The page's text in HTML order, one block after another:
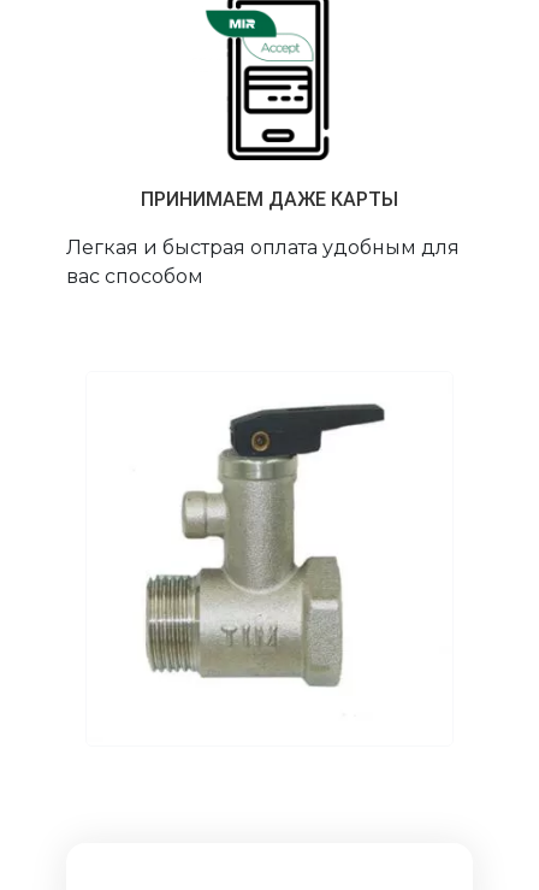
ПРИНИМАЕМ ДАЖЕ КАРТЫ
Легкая и быстрая оплата удобным для
вас способом